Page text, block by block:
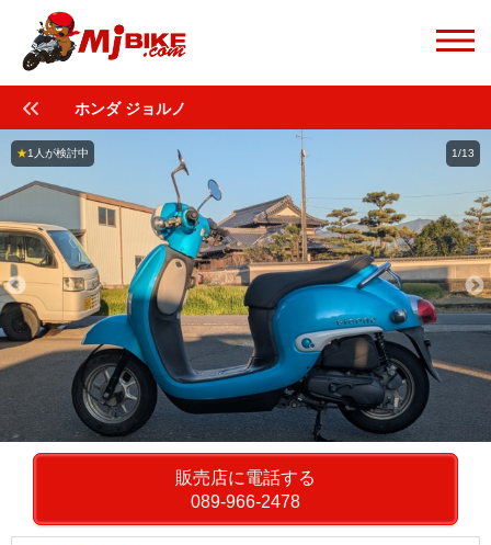
ホンダ ジョルノ
1/13
★1人が検討中
販売店に電話する
089-966-2478